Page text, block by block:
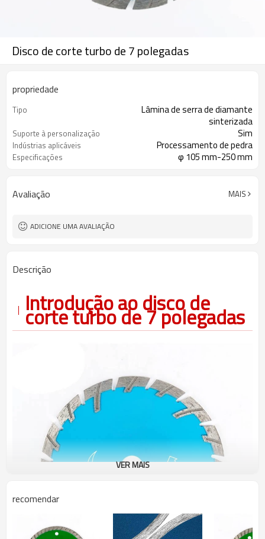
Disco de corte turbo de 7 polegadas
propriedade
Tipo
Lâmina de serra de diamante
sinterizada
Suporte à personalização Sim
Indústrias aplicáveis Processamento de pedra
Especificações φ 105 mm-250 mm
Avaliação MAIS
ADICIONE UMA AVALIAÇÃO
Descrição
Introdução ao disco de
corte turbo de 7 polegadas
VER MAIS
recomendar